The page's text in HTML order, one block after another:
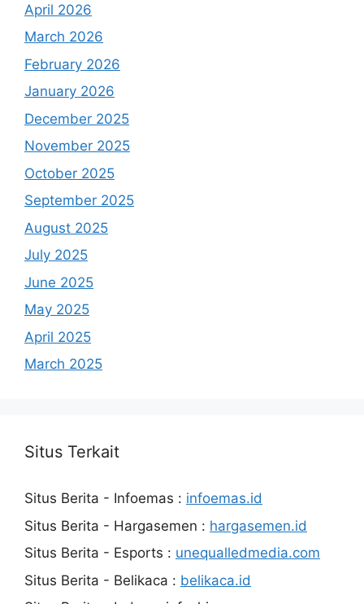
April 2026
March 2026
February 2026
January 2026
December 2025
November 2025
October 2025
September 2025
August 2025
July 2025
June 2025
May 2025
April 2025
March 2025
Situs Terkait
Situs Berita - Infoemas : infoemas.id
Situs Berita - Hargasemen : hargasemen.id
Situs Berita - Esports : unequalledmedia.com
Situs Berita - Belikaca : belikaca.id